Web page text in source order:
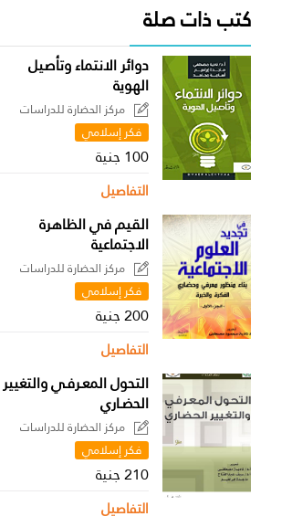
كتب ذات صلة
دوائر الانتماء وتأصيل
الهوية
مركز الحضارة للدراسات
السياسية
فكر إسلامي
100 جنية
التفاصيل
القيم في الظاهرة
الاجتماعية
مركز الحضارة للدراسات
السياسية
فكر إسلامي
200 جنية
التفاصيل
التحول المعـرفـي والتغيير
الحضـاري
مركز الحضارة للدراسات
السياسية
فكر إسلامي
210 جنية
التفاصيل